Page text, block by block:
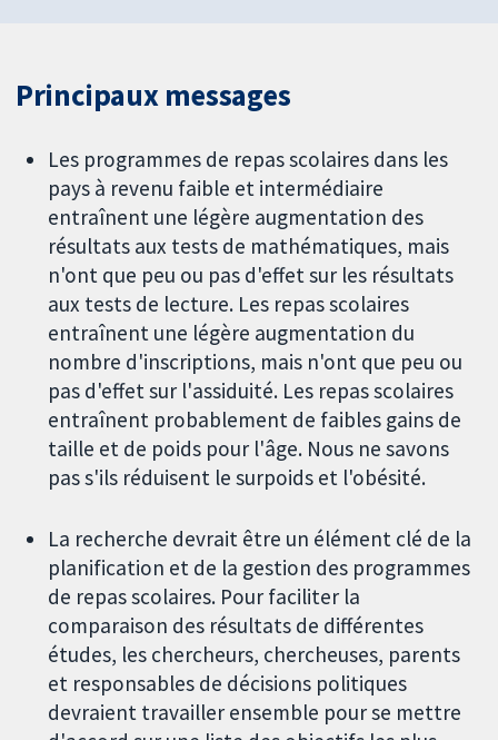
Principaux messages
Les programmes de repas scolaires dans les
pays à revenu faible et intermédiaire
entraînent une légère augmentation des
résultats aux tests de mathématiques, mais
n'ont que peu ou pas d'effet sur les résultats
aux tests de lecture. Les repas scolaires
entraînent une légère augmentation du
nombre d'inscriptions, mais n'ont que peu ou
pas d'effet sur l'assiduité. Les repas scolaires
entraînent probablement de faibles gains de
taille et de poids pour l'âge. Nous ne savons
pas s'ils réduisent le surpoids et l'obésité.
La recherche devrait être un élément clé de la
planification et de la gestion des programmes
de repas scolaires. Pour faciliter la
comparaison des résultats de différentes
études, les chercheurs, chercheuses, parents
et responsables de décisions politiques
devraient travailler ensemble pour se mettre